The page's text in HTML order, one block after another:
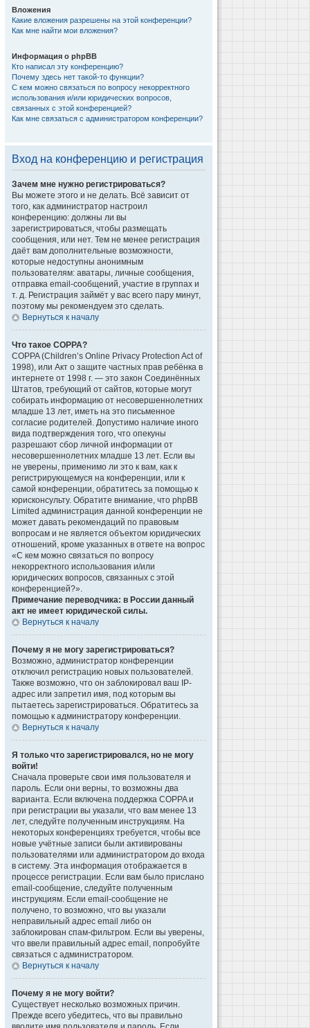
Вложения
Какие вложения разрешены на этой конференции?
Как мне найти мои вложения?
Информация о phpBB
Кто написал эту конференцию?
Почему здесь нет такой-то функции?
С кем можно связаться по вопросу некорректного
использования и/или юридических вопросов,
связанных с этой конференцией?
Как мне связаться с администратором конференции?
Вход на конференцию и регистрация
Зачем мне нужно регистрироваться?
Вы можете этого и не делать. Всё зависит от
того, как администратор настроил
конференцию: должны ли вы
зарегистрироваться, чтобы размещать
сообщения, или нет. Тем не менее регистрация
даёт вам дополнительные возможности,
которые недоступны анонимным
пользователям: аватары, личные сообщения,
отправка email-сообщений, участие в группах и
т. д. Регистрация займёт у вас всего пару минут,
поэтому мы рекомендуем это сделать.
Вернуться к началу
Что такое COPPA?
COPPA (Children’s Online Privacy Protection Act of
1998), или Акт о защите частных прав ребёнка в
интернете от 1998 г. — это закон Соединённых
Штатов, требующий от сайтов, которые могут
собирать информацию от несовершеннолетних
младше 13 лет, иметь на это письменное
согласие родителей. Допустимо наличие иного
вида подтверждения того, что опекуны
разрешают сбор личной информации от
несовершеннолетних младше 13 лет. Если вы
не уверены, применимо ли это к вам, как к
регистрирующемуся на конференции, или к
самой конференции, обратитесь за помощью к
юрисконсульту. Обратите внимание, что phpBB
Limited администрация данной конференции не
может давать рекомендаций по правовым
вопросам и не является объектом юридических
отношений, кроме указанных в ответе на вопрос
«С кем можно связаться по вопросу
некорректного использования и/или
юридических вопросов, связанных с этой
конференцией?».
Примечание переводчика: в России данный
акт не имеет юридической силы.
Вернуться к началу
Почему я не могу зарегистрироваться?
Возможно, администратор конференции
отключил регистрацию новых пользователей.
Также возможно, что он заблокировал ваш IP-
адрес или запретил имя, под которым вы
пытаетесь зарегистрироваться. Обратитесь за
помощью к администратору конференции.
Вернуться к началу
Я только что зарегистрировался, но не могу
войти!
Сначала проверьте свои имя пользователя и
пароль. Если они верны, то возможны два
варианта. Если включена поддержка COPPA и
при регистрации вы указали, что вам менее 13
лет, следуйте полученным инструкциям. На
некоторых конференциях требуется, чтобы все
новые учётные записи были активированы
пользователями или администратором до входа
в систему. Эта информация отображается в
процессе регистрации. Если вам было прислано
email-сообщение, следуйте полученным
инструкциям. Если email-сообщение не
получено, то возможно, что вы указали
неправильный адрес email либо он
заблокирован спам-фильтром. Если вы уверены,
что ввели правильный адрес email, попробуйте
связаться с администратором.
Вернуться к началу
Почему я не могу войти?
Существует несколько возможных причин.
Прежде всего убедитесь, что вы правильно